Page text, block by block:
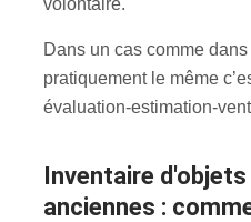
Dans un cas comme
pratiquement le même
évaluation-estimation-
inventaire d'objets d’Art ou d'armes
anciennes :